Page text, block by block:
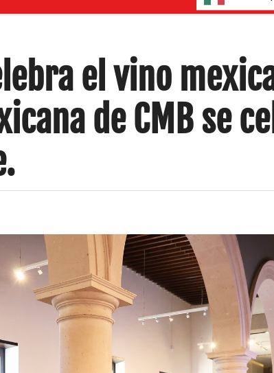
el vino
de CMB se